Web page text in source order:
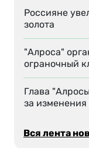
Россияне
золота
"Алроса"
ограночный
Глава
за
Вся лента